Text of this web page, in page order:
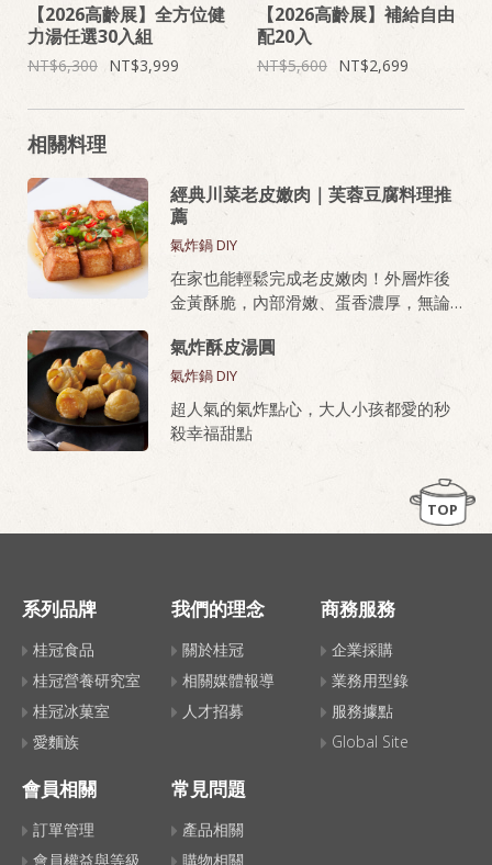
【2026高齡展】全方位健
力湯任選30入組
6,300 3,999
【2026高齡展】補給自由
配20入
5,600 2,699
相關料理
經典川菜老皮嫩肉｜芙蓉豆腐料理推
薦
氣炸鍋 DIY
在家也能輕鬆完成老皮嫩肉！外層炸後
金黃酥脆，內部滑嫩、蛋香濃厚，無論
廳級美味。
桂冠芙蓉豆腐，就是做老皮嫩肉的秘密
武器！
氣炸酥皮湯圓
氣炸鍋 DIY
超人氣的氣炸點心，大人小孩都愛的秒
殺幸福甜點
TOP
系列品牌
桂冠食品
桂冠營養研究室
桂冠冰菓室
愛麵族
我們的理念
關於桂冠
相關媒體報導
人才招募
商務服務
企業採購
業務用型錄
服務據點
Global Site
會員相關
訂單管理
會員權益與等級
常見問題
產品相關
購物相關